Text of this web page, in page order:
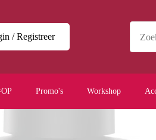
/ Registreer
Promo's Workshop